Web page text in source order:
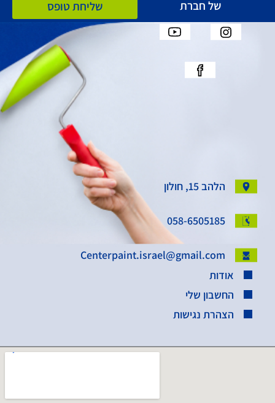
הלהב 15, חולון
058-6505185
Centerpaint.israel@gmail.com
אודות
החשבון שלי
הצהרת נגישות
שליחת טופס
של חברת